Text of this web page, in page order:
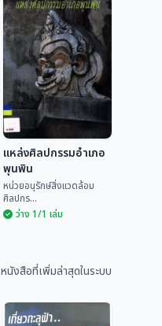
หน่วยอนุรักษ์สิ่งแวด...
แหล่งศิลปกรรมอำเภอ
พุนพิน
หน่วยอนุรักษ์สิ่งแวดล้อม
ศิลปกร...
ว่าง 1/1 เล่ม
หนังสือที่เพิ่มล่าสุดในระบบ